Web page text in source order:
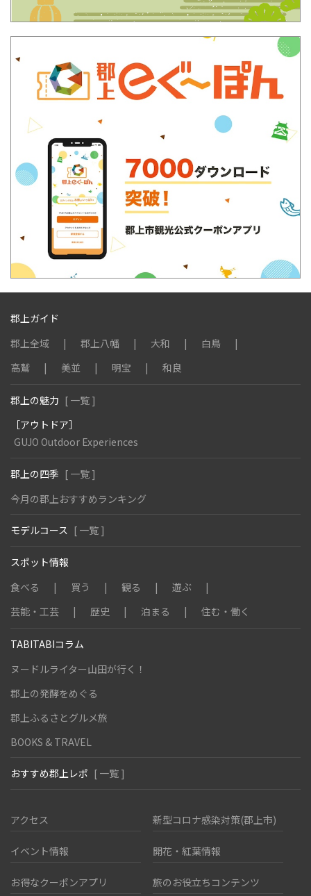
郡上ガイド
郡上全域
郡上八幡 大和
白鳥
高鷲
美並 明宝 和良
郡上の魅力 [ 一覧 ]
［アウトドア］
GUJO Outdoor Experiences
郡上の四季 [ 一覧 ]
今月の郡上おすすめランキング
モデルコース [ 一覧 ]
スポット情報
食べる
買う 観る
遊ぶ
芸能・工芸
歴史 泊まる 住む・働く
TABITABIコラム
ヌードルライター山田が行く！
郡上の発酵をめぐる
郡上ふるさとグルメ旅
BOOKS & TRAVEL
おすすめ郡上レポ [ 一覧 ]
アクセス 新型コロナ感染対策(郡上市)
イベント情報 開花・紅葉情報
お得なクーポンアプリ 旅のお役立ちコンテンツ